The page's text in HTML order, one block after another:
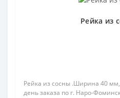
Рейка из
Рейка из сосны .Ширина 40
день заказа по г. Наро-